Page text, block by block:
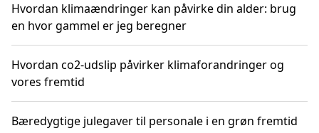
Hvordan klimaændringer kan påvirke din alder: brug
en hvor gammel er jeg beregner
Hvordan co2-udslip påvirker klimaforandringer og
vores fremtid
Bæredygtige julegaver til personale i en grøn fremtid